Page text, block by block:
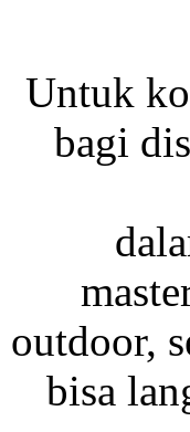
Untuk
bagi
outdoor,
bisa